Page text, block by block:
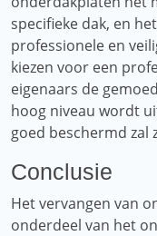
specifieke dak, en
professionele en
kiezen voor een
eigenaars de
hoog niveau wordt
goed beschermd zal
Conclusie
Het vervangen van
onderdeel van het